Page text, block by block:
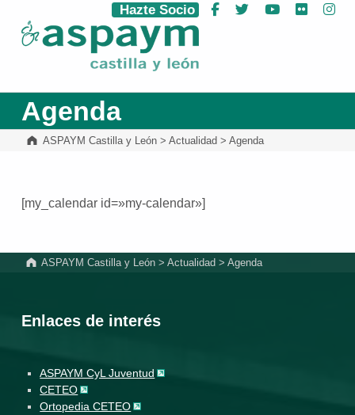
ASPAYM Castilla y León
Hazte Socio Facebook
Twitter YouTube
Flickr
Agenda
ASPAYM Castilla y León> Actualidad > Agenda
[my_calendar id=»my-calendar»]
ASPAYM Castilla y León >Actualidad >Agenda
Enlaces de interés
ASPAYM CyL Juventud
CETEO
Ortopedia CETEO